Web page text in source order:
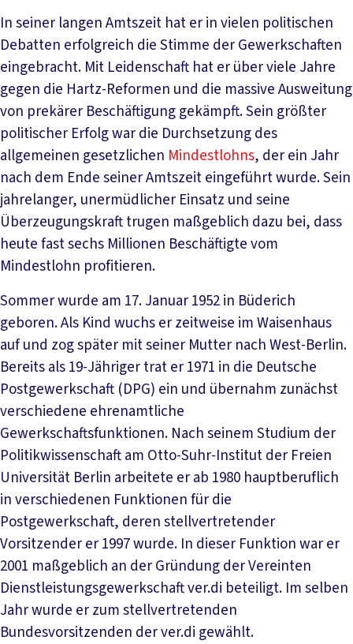
In seiner langen Amtszeit hat er in vielen politischen
Debatten erfolgreich die Stimme der Gewerkschaften
eingebracht. Mit Leidenschaft hat er über viele Jahre
gegen die Hartz-Reformen und die massive Ausweitung
von prekärer Beschäftigung gekämpft. Sein größter
politischer Erfolg war die Durchsetzung des
allgemeinen gesetzlichen Mindestlohns, der ein Jahr
nach dem Ende seiner Amtszeit eingeführt wurde. Sein
jahrelanger, unermüdlicher Einsatz und seine
Überzeugungskraft trugen maßgeblich dazu bei, dass
heute fast sechs Millionen Beschäftigte vom
Mindestlohn profitieren.
Sommer wurde am 17. Januar 1952 in Büderich
geboren. Als Kind wuchs er zeitweise im Waisenhaus
auf und zog später mit seiner Mutter nach West-Berlin.
Bereits als 19-Jähriger trat er 1971 in die Deutsche
Postgewerkschaft (DPG) ein und übernahm zunächst
verschiedene ehrenamtliche
Gewerkschaftsfunktionen. Nach seinem Studium der
Politikwissenschaft am Otto-Suhr-Institut der Freien
Universität Berlin arbeitete er ab 1980 hauptberuflich
in verschiedenen Funktionen für die
Postgewerkschaft, deren stellvertretender
Vorsitzender er 1997 wurde. In dieser Funktion war er
2001 maßgeblich an der Gründung der Vereinten
Dienstleistungsgewerkschaft ver.di beteiligt. Im selben
Jahr wurde er zum stellvertretenden
Bundesvorsitzenden der ver.di gewählt.